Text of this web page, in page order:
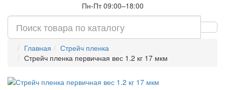
Пн-Пт 09:00–18:00
Главная
Стрейч пленка
Стрейч пленка первичная вес 1.2 кг 17 мкм